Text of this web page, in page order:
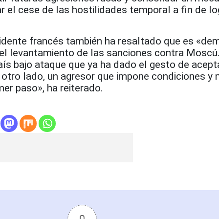
el cese de las hostilidades temporal a fin de
francés también ha resaltado que es
levantamiento de las sanciones contra
bajo ataque que ya ha dado el gesto de
lado, un agresor que impone condiciones y
paso», ha reiterado.